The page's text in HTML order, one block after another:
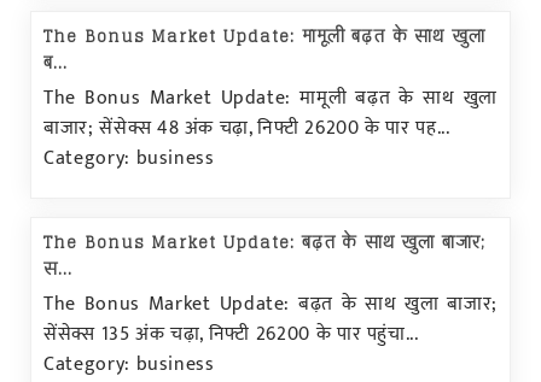
The Bonus Market Update: मामूली बढ़त के साथ खुला
ब...
The Bonus Market Update: मामूली बढ़त के साथ खुला
बाजार; सेंसेक्स 48 अंक चढ़ा, निफ्टी 26200 के पार पह...
Category: business
The Bonus Market Update: बढ़त के साथ खुला बाजार;
स...
The Bonus Market Update: बढ़त के साथ खुला बाजार;
सेंसेक्स 135 अंक चढ़ा, निफ्टी 26200 के पार पहुंचा...
Category: business